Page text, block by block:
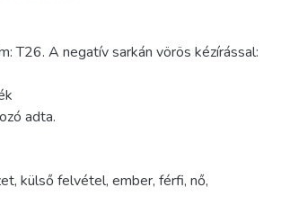
T26. A negatív sarkán vörös kézírással:
adta.
, külső felvétel, ember, férfi, nő,